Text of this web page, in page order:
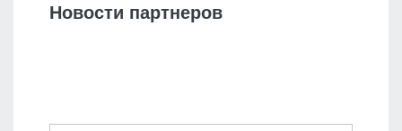
Новости партнеров